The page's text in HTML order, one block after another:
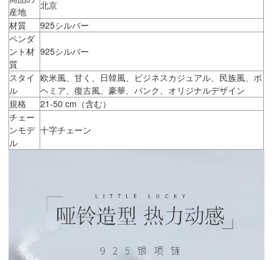
産地
北京
材質
925シルバー
ペンダ
ント材
質
925シルバー
スタイ
ル
欧米風、甘く、日韓風、ビジネスカジュアル、民族風、ボ
ヘミア、復古風、豪華、パンク、オリジナルデザイン
規格
21-50 cm（含む）
チェー
ンモデ
ル
十字チェーン